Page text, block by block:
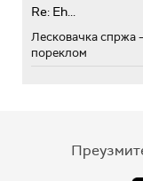
Re: Eh...
Лесковачка спржа
пореклом